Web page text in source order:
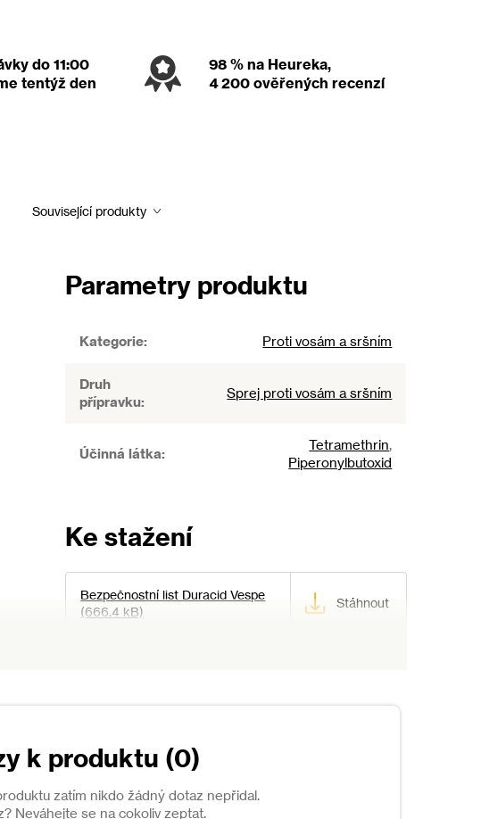
do 11:00
tentýž den
98 %na Heureka,
4 200 ověřených recenzí
Související produkty
Parametry produktu
Kategorie: Proti vosám a sršním
Druh
přípravku:
Sprej proti vosám a sršním
Účinná látka:
Tetramethrin,
Piperonylbutoxid
Bezpečnostní list Duracid Vespe
(666.4 kB)
k produktu (0)
zatím nikdo žádný dotaz nepřidal.
Neváhejte se na cokoliv zeptat.